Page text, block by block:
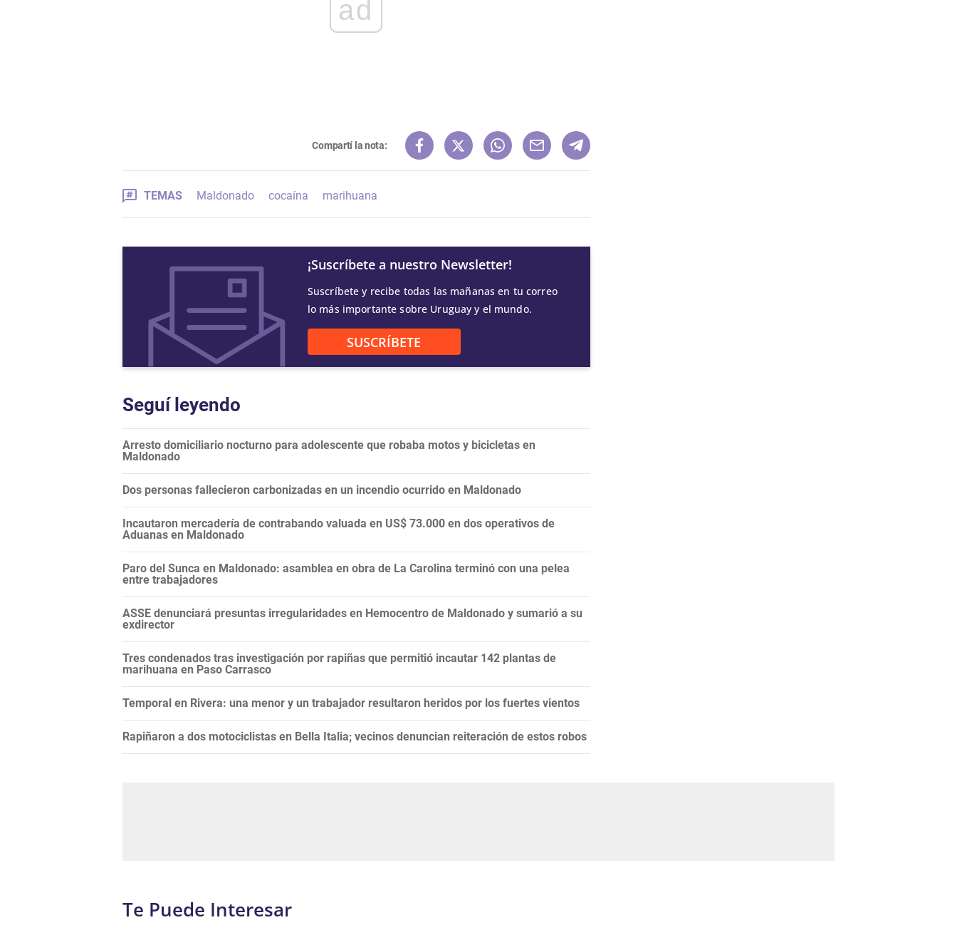
ad
Compartí la nota:
TEMAS Maldonado cocaína marihuana
¡Suscríbete a nuestro Newsletter!
Suscríbete y recibe todas las mañanas en tu correo
lo más importante sobre Uruguay y el mundo.
SUSCRÍBETE
Seguí leyendo
Arresto domiciliario nocturno para adolescente que robaba motos y bicicletas en
Maldonado
Dos personas fallecieron carbonizadas en un incendio ocurrido en Maldonado
Incautaron mercadería de contrabando valuada en US$ 73.000 en dos operativos de
Aduanas en Maldonado
Paro del Sunca en Maldonado: asamblea en obra de La Carolina terminó con una pelea
entre trabajadores
ASSE denunciará presuntas irregularidades en Hemocentro de Maldonado y sumarió a su
exdirector
Tres condenados tras investigación por rapiñas que permitió incautar 142 plantas de
marihuana en Paso Carrasco
Temporal en Rivera: una menor y un trabajador resultaron heridos por los fuertes vientos
Rapiñaron a dos motociclistas en Bella Italia; vecinos denuncian reiteración de estos robos
Te Puede Interesar